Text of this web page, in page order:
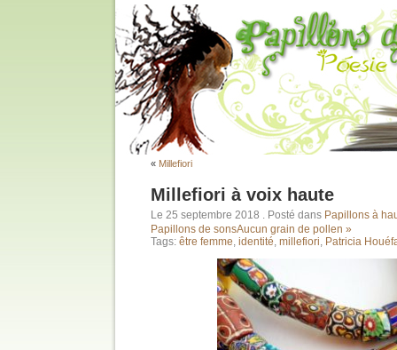
« Millefiori
Millefiori à voix haute
Le 25 septembre 2018 . Posté dans Papillons à
Papillons de sonsAucun grain de pollen »
Tags: être femme, identité, millefiori, Patricia